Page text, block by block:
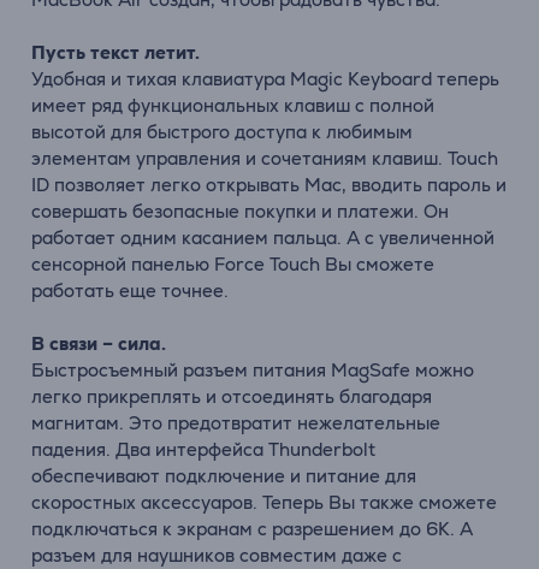
Пусть текст летит.
Удобная и тихая клавиатура Magic Keyboard теперь
имеет ряд функциональных клавиш с полной
высотой для быстрого доступа к любимым
элементам управления и сочетаниям клавиш. Touch
ID позволяет легко открывать Mac, вводить пароль и
совершать безопасные покупки и платежи. Он
работает одним касанием пальца. А с увеличенной
сенсорной панелью Force Touch Вы сможете
работать еще точнее.
В связи – сила.
Быстросъемный разъем питания MagSafe можно
легко прикреплять и отсоединять благодаря
магнитам. Это предотвратит нежелательные
падения. Два интерфейса Thunderbolt
обеспечивают подключение и питание для
скоростных аксессуаров. Теперь Вы также сможете
подключаться к экранам с разрешением до 6K. А
разъем для наушников совместим даже с